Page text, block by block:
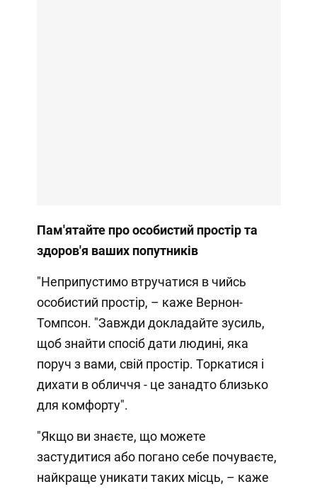
Пам'ятайте проособистий простірта
здоров'я ваших попутників
"Неприпустимо втручатися в чийсь
особистий простір, – каже Вернон-
Томпсон. "Завжди докладайте зусиль,
щоб знайти спосіб дати людині, яка
поруч з вами, свій простір. Торкатися і
дихати в обличчя - це занадто близько
для комфорту".
"Якщо ви знаєте, що можете
застудитися або погано себе почуваєте,
найкраще уникати таких місць, – каже